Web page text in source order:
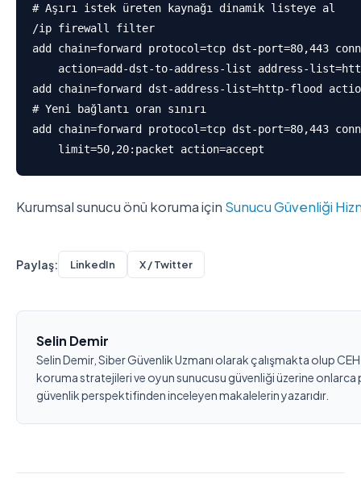
# Aşırı istek üreten kaynağı dinamik listeye al
/ip firewall filter
add chain=forward protocol=tcp dst-port=80,443
action=add-dst-to-address-list address-
add chain=forward dst-address-list=http-flood
# Yeni bağlantı oran sınırı
add chain=forward protocol=tcp dst-port=80,443
    limit=50,20:packet action=accept
Kurumsal sunucu önü koruma için Sunucu Güvenliği
Paylaş: LinkedIn X / Twitter
Selin Demir
Selin Demir, Siber Güvenlik Uzmanı olarak çalışmakta olup
koruma stratejileri ve oyun sunucusu güvenliği üzerine
güvenlik perspektifinden inceleyen makalelerin yazarıdır.